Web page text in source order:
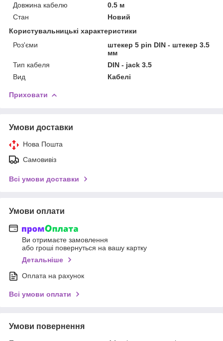
Довжина кабелю
0.5 м
Стан
Новий
Користувальницькі характеристики
Роз'єми
штекер 5 pin DIN - штекер 3.5
мм
Тип кабеля
DIN - jack 3.5
Вид
Кабелі
Приховати
Умови доставки
Нова Пошта
Самовивіз
Всі умови доставки
Умови оплати
Ви отримаєте замовлення
або гроші повернуться на вашу картку
Детальніше
Оплата на рахунок
Всі умови оплати
Умови повернення